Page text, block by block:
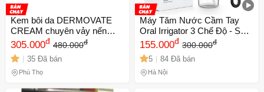
Kem bôi da DERMOVATE
CREAM chuyên vảy nến
viêm da cơ địa á sừng tổ đỉa
giảm ngứa lupus ban đỏ tuýp
50g
305.000đ 480.000đ
35 Đã bán
Phú Thọ
Máy Tăm Nước Cầm Tay
Oral Irrigator 3 Chế Độ - Sạc
USB Chống Thấm Nước,
Dung Tích 240ml, Phù Hợp
Dành Cho Người Niềng Răng
155.000đ 300.000đ
5 84 Đã bán
Hà Nội